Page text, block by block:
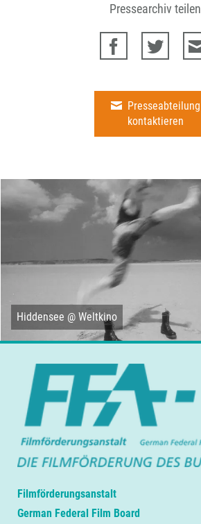
Pressearchiv teilen
Presseabteilung
kontaktieren
Hiddensee @ Weltkino
Filmförderungsanstalt
German Federal Film Board